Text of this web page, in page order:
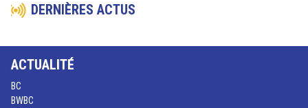
DERNIÈRES ACTUS
ACTUALITÉ
BC
BWBC